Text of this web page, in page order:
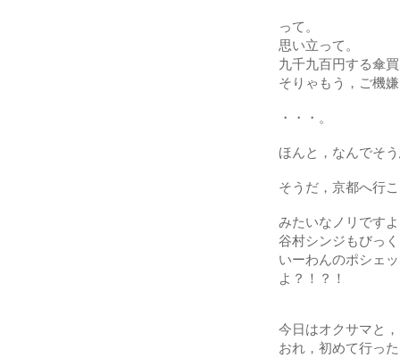
って。
思い立って。
九千九百円する傘
そりゃもう，ご機
・・・。
ほんと，なんでそ
そうだ，京都へ行
みたいなノリです
谷村シンジもびっ
いーわんのポシェ
よ？！？！
今日はオクサマと
おれ，初めて行っ